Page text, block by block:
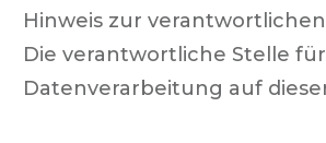
Hinweis zur
Die verantwortliche Stelle
Datenverarbeitung auf